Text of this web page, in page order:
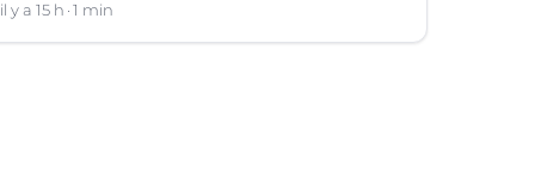
il y a 15 h 1 min